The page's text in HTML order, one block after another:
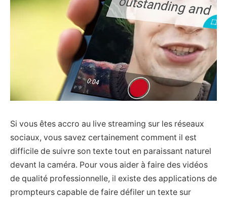
Si vous êtes accro au live streaming sur les réseaux
sociaux, vous savez certainement comment il est
difficile de suivre son texte tout en paraissant naturel
devant la caméra. Pour vous aider à faire des vidéos
de qualité professionnelle, il existe des applications de
prompteurs capable de faire défiler un texte sur